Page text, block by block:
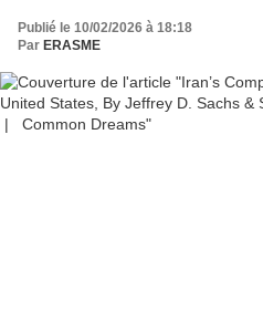
Publié le 10/02/2026 à 18:18
Par ERASME